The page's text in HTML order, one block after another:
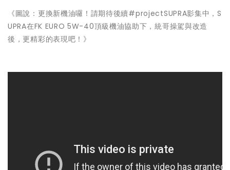
《圖說：更換新機油囉！請期待後續#projectSUPRA影集中，S
UPRA在FK EURO 5W-40頂級機油協助下，統哥操駕與改造
後，更精彩的表現吧！》